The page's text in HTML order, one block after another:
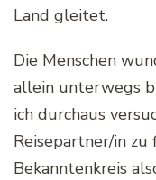
Land gleitet.
Die Menschen
allein unterwegs
ich durchaus
Reisepartner/in zu
Bekanntenkreis